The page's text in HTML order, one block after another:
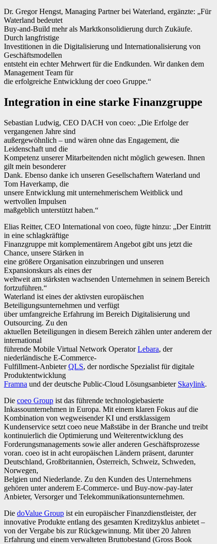
Dr. Gregor Hengst, Managing Partner bei Waterland, ergänzte: „Für
Waterland bedeutet
Buy-and-Build mehr als Marktkonsolidierung durch Zukäufe.
Durch langfristige
Investitionen in die Digitalisierung und Internationalisierung von
Geschäftsmodellen
entsteht ein echter Mehrwert für die Endkunden. Wir danken dem
Management Team für
die erfolgreiche Entwicklung der coeo Gruppe.“
Integration in eine starke Finanzgruppe
Sebastian Ludwig, CEO DACH von coeo: „Die Erfolge der
vergangenen Jahre sind
außergewöhnlich – und wären ohne das Engagement, die
Leidenschaft und die
Kompetenz unserer Mitarbeitenden nicht möglich gewesen. Ihnen
gilt mein besonderer
Dank. Ebenso danke ich unseren Gesellschaftern Waterland und
Tom Haverkamp, die
unsere Entwicklung mit unternehmerischem Weitblick und
wertvollen Impulsen
maßgeblich unterstützt haben.“
Elias Reitter, CEO International von coeo, fügte hinzu: „Der Eintritt
in eine schlagkräftige
Finanzgruppe mit komplementärem Angebot gibt uns jetzt die
Chance, unsere Stärken in
eine größere Organisation einzubringen und unseren
Expansionskurs als eines der
weltweit am stärksten wachsenden Unternehmen in seinem Bereich
fortzuführen.“
Waterland ist eines der aktivsten europäischen
Beteiligungsunternehmen und verfügt
über umfangreiche Erfahrung im Bereich Digitalisierung und
Outsourcing. Zu den
aktuellen Beteiligungen in diesem Bereich zählen unter anderem der
international
führende Mobile Virtual Network OperatorLebara, der
niederländische E-Commerce-
Fulfillment-AnbieterQLS, der nordische Spezialist für digitale
Produktentwicklung
Framna und der deutsche Public-Cloud Lösungsanbieter Skaylink.
Die coeo Group ist das führende technologiebasierte
Inkassounternehmen in Europa. Mit einem klaren Fokus auf die
Kombination von wegweisender KI und erstklassigem
Kundenservice setzt coeo neue Maßstäbe in der Branche und treibt
kontinuierlich die Optimierung und Weiterentwicklung des
Forderungsmanagements sowie aller anderen Geschäftsprozesse
voran. coeo ist in acht europäischen Ländern präsent, darunter
Deutschland, Großbritannien, Österreich, Schweiz, Schweden,
Norwegen,
Belgien und Niederlande. Zu den Kunden des Unternehmens
gehören unter anderem E-Commerce- und Buy-now-pay-later
Anbieter, Versorger und Telekommunikationsunternehmen.
Die doValue Group ist ein europäischer Finanzdienstleister, der
innovative Produkte entlang des gesamten Kreditzyklus anbietet –
von der Vergabe bis zur Rückgewinnung. Mit über 20 Jahren
Erfahrung und einem verwalteten Bruttobestand (Gross Book